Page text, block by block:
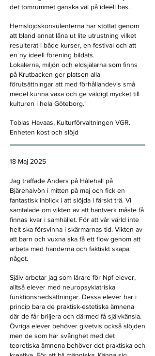
det tomrummet ganska väl på ideell bas.
Hemslöjdskonsulenterna har stöttat genom
att bland annat låna ut lite utrustning vilket
resulterat i både kurser, en festival och att
en ny ideell förening bildats.
Lokalerna, miljön och eldsjälarna som finns
på Krutbacken ger platsen alla
förutsättningar att med förhållandevis små
medel kunna växa och ge väldigt mycket till
kulturen i hela Göteborg."
Tobias Havaas, Kulturförvaltningen VGR.
Enheten kost och slöjd
18 Maj 2025
Jag träffade Anders på Hålehall på
Bjärehalvön i mitten på maj och fick en
fantastisk inblick i att slöjda i färskt trä. Vi
samtalade om vikten av att hantverk måste få
finnas kvar i samhället. För att vår värld inte
helt ska försvinna i skärmarnas tid. Vikten av
att barn och vuxna ska få ett flow genom att
arbeta med händerna och faktiskt skapa
något.
Själv arbetar jag som lärare för Npf elever,
alltså elever med neuropsykiatriska
funktionsnedsättningar. Dessa elever har i
princip bara de praktisk-estetiska ämnena
där de får briljera och därmed få självkänsla.
Övriga elever behöver givetvis också slöjden
men de som har svårighet med det
teoretiska ämnena behöver det praktiska och